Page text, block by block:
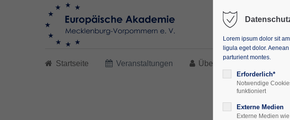
Startseite Veranstaltungen Über uns
Lorem ipsum dolor sit
ligula eget dolor.
parturient montes.
Erforderlich*
Notwendige
funktioniert
Externe Medien
Externe Medien